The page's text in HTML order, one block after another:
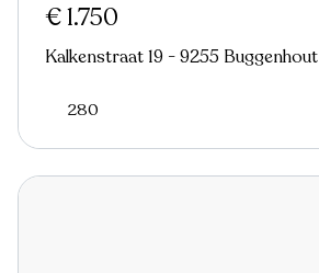
€ 1.750
Kalkenstraat 19 - 9255 Buggenhout
280